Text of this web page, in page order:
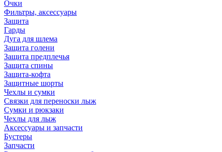
Очки
Фильтры, аксессуары
Защита
Гарды
Дуга для шлема
Защита голени
Защита предплечья
Защита спины
Защита-кофта
Защитные шорты
Чехлы и сумки
Связки для переноски лыж
Сумки и рюкзаки
Чехлы для лыж
Аксессуары и запчасти
Бустеры
Запчасти